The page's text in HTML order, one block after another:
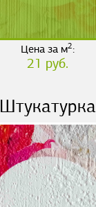
Цена за м2:
21 руб.
Штукатурка